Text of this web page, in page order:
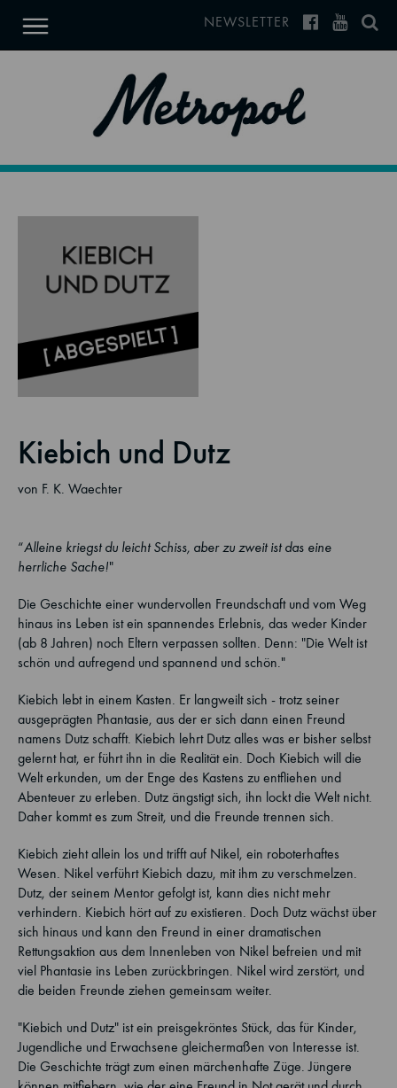
NEWSLETTER
Kiebich und Dutz
von F. K. Waechter
“Alleine kriegst du leicht Schiss, aber zu zweit ist das eine
herrliche Sache!"
Die Geschichte einer wundervollen Freundschaft und vom Weg
hinaus ins Leben ist ein spannendes Erlebnis, das weder Kinder
(ab 8 Jahren) noch Eltern verpassen sollten. Denn: "Die Welt ist
schön und aufregend und spannend und schön."
Kiebich lebt in einem Kasten. Er langweilt sich - trotz seiner
ausgeprägten Phantasie, aus der er sich dann einen Freund
namens Dutz schafft. Kiebich lehrt Dutz alles was er bisher selbst
gelernt hat, er führt ihn in die Realität ein. Doch Kiebich will die
Welt erkunden, um der Enge des Kastens zu entfliehen und
Abenteuer zu erleben. Dutz ängstigt sich, ihn lockt die Welt nicht.
Daher kommt es zum Streit, und die Freunde trennen sich.
Kiebich zieht allein los und trifft auf Nikel, ein roboterhaftes
Wesen. Nikel verführt Kiebich dazu, mit ihm zu verschmelzen.
Dutz, der seinem Mentor gefolgt ist, kann dies nicht mehr
verhindern. Kiebich hört auf zu existieren. Doch Dutz wächst über
sich hinaus und kann den Freund in einer dramatischen
Rettungsaktion aus dem Innenleben von Nikel befreien und mit
viel Phantasie ins Leben zurückbringen. Nikel wird zerstört, und
die beiden Freunde ziehen gemeinsam weiter.
"Kiebich und Dutz" ist ein preisgekröntes Stück, das für Kinder,
Jugendliche und Erwachsene gleichermaßen von Interesse ist.
Die Geschichte trägt zum einen märchenhafte Züge. Jüngere